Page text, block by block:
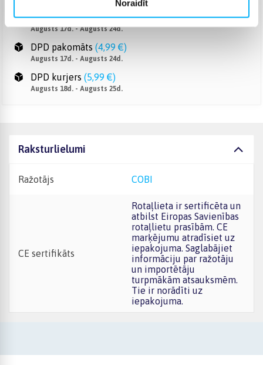
Noraidīt
Smartposti pakomāts (2,99 €)
Augusts 17d. - Augusts 24d.
DPD pakomāts (4,99 €)
Augusts 17d. - Augusts 24d.
DPD kurjers (5,99 €)
Augusts 18d. - Augusts 25d.
Raksturlielumi
Ražotājs COBI
CE sertifikāts
Rotaļlieta ir sertificēta un
atbilst Eiropas Savienības
rotaļlietu prasībām. CE
marķējumu atradīsiet uz
iepakojuma. Saglabājiet
informāciju par ražotāju
un importētāju
turpmākām atsauksmēm.
Tie ir norādīti uz
iepakojuma.